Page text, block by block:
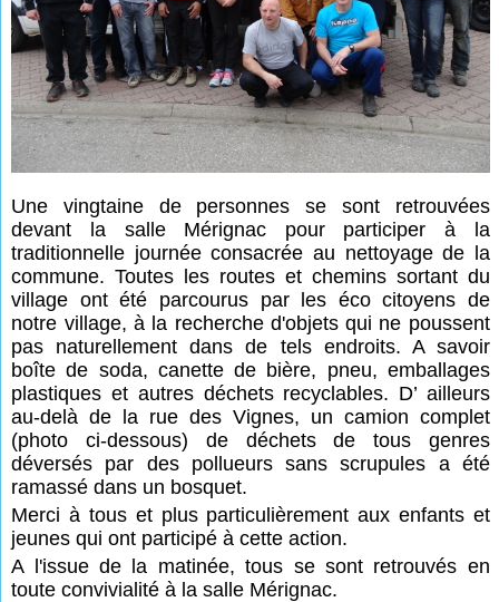
Une vingtaine de personnes se sont retrouvées
devant la salle Mérignac pour participer à la
traditionnelle journée consacrée au nettoyage de la
commune. Toutes les routes et chemins sortant du
village ont été parcourus par les éco citoyens de
notre village, à la recherche d'objets qui ne poussent
pas naturellement dans de tels endroits. A savoir
boîte de soda, canette de bière, pneu, emballages
plastiques et autres déchets recyclables. D’ ailleurs
au-delà de la rue des Vignes, un camion complet
(photo ci-dessous) de déchets de tous genres
déversés par des pollueurs sans scrupules a été
ramassé dans un bosquet.
Merci à tous et plus particulièrement aux enfants et
jeunes qui ont participé à cette action.
A l'issue de la matinée, tous se sont retrouvés en
toute convivialité à la salle Mérignac.